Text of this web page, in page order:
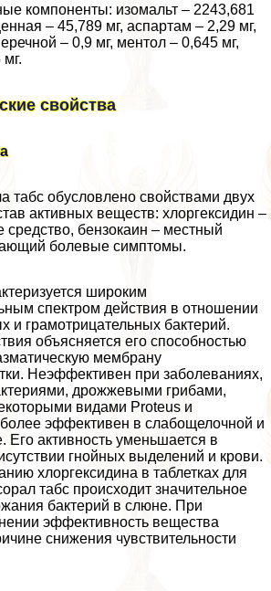
компоненты: изомальт – 2243,681
– 45,789 мг, аспартам – 2,29 мг,
– 0,9 мг, ментол – 0,645 мг,
свойства
табс обусловлено свойствами двух
активных веществ: хлоргексидин –
средство, бензокаин – местный
болевые симптомы.
широким
спектром действия в отношении
и грамотрицательных бактерий.
объясняется его способностью
мембрану
Неэффективен при заболеваниях,
дрожжевыми грибами,
видами Proteus и
эффективен в слабощелочной и
Его активность уменьшается в
гнойных выделений и крови.
хлоргексидина в таблетках для
табс происходит значительное
бактерий в слюне. При
эффективность вещества
снижения чувствительности